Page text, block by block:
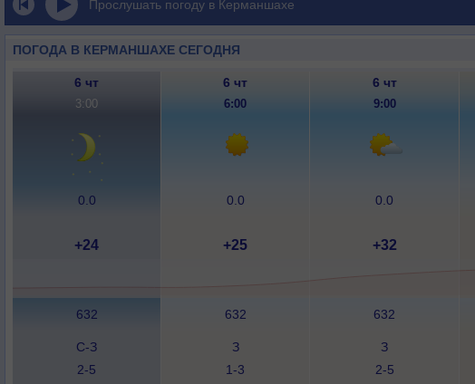
Прослушать погоду в Керманшахе
ПОГОДА В КЕРМАНШАХЕ СЕГОДНЯ
6 чт 6 чт 6 чт
3:00 6:00 9:00
0.0 0.0 0.0
+24 +25 +32
632 632 632
С-З
2-5
З
1-3
З
2-5